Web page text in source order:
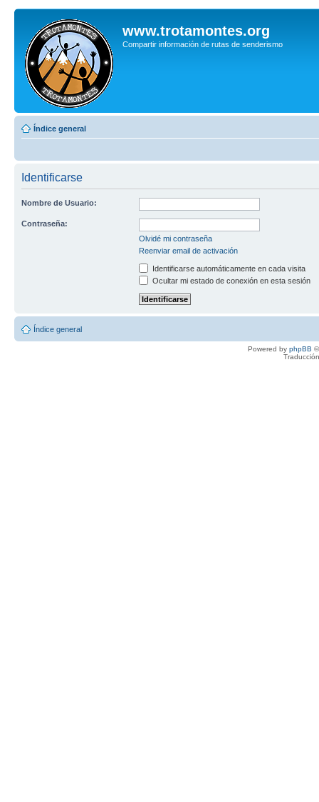
www.trotamontes.org
Compartir información de rutas de senderismo
Índice general
Identificarse
Nombre de Usuario:
Contraseña:
Olvidé mi contraseña
Reenviar email de activación
Identificarse automáticamente en cada visita
Ocultar mi estado de conexión en esta sesión
Índice general
Powered by phpBB